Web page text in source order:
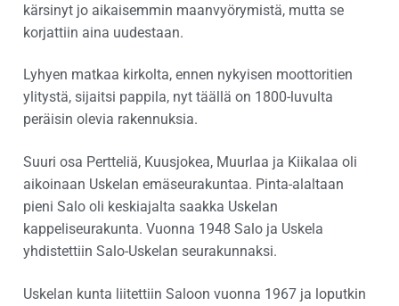
kärsinyt jo aikaisemmin maanvyörymistä, mutta se
korjattiin aina uudestaan.
Lyhyen matkaa kirkolta, ennen nykyisen moottoritien
ylitystä, sijaitsi pappila, nyt täällä on 1800-luvulta
peräisin olevia rakennuksia.
Suuri osa Pertteliä, Kuusjokea, Muurlaa ja Kiikalaa oli
aikoinaan Uskelan emäseurakuntaa. Pinta-alaltaan
pieni Salo oli keskiajalta saakka Uskelan
kappeliseurakunta. Vuonna 1948 Salo ja Uskela
yhdistettiin Salo-Uskelan seurakunnaksi.
Uskelan kunta liitettiin Saloon vuonna 1967 ja loputkin